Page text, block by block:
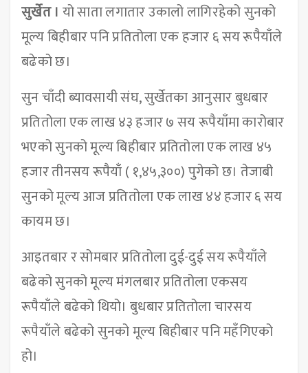
सुर्खेत । यो साता लगातार उकालो लागिरहेको सुनको
मूल्य बिहीबार पनि प्रतितोला एक हजार ६ सय रूपैयाँले
बढेको छ।
सुन चाँदी ब्यावसायी संघ, सुर्खेतका आनुसार बुधबार
प्रतितोला एक लाख ४३ हजार ७ सय रूपैयाँमा कारोबार
भएको सुनको मूल्य बिहीबार प्रतितोला एक लाख ४५
हजार तीनसय रूपैयाँ ( १,४५,३००) पुगेको छ। तेजाबी
सुनको मूल्य आज प्रतितोला एक लाख ४४ हजार ६ सय
कायम छ।
आइतबार र सोमबार प्रतितोला दुई-दुई सय रूपैयाँले
बढेको सुनको मूल्य मंगलबार प्रतितोला एकसय
रूपैयाँले बढेको थियो। बुधबार प्रतितोला चारसय
रूपैयाँले बढेको सुनको मूल्य बिहीबार पनि महँगिएको
हो।